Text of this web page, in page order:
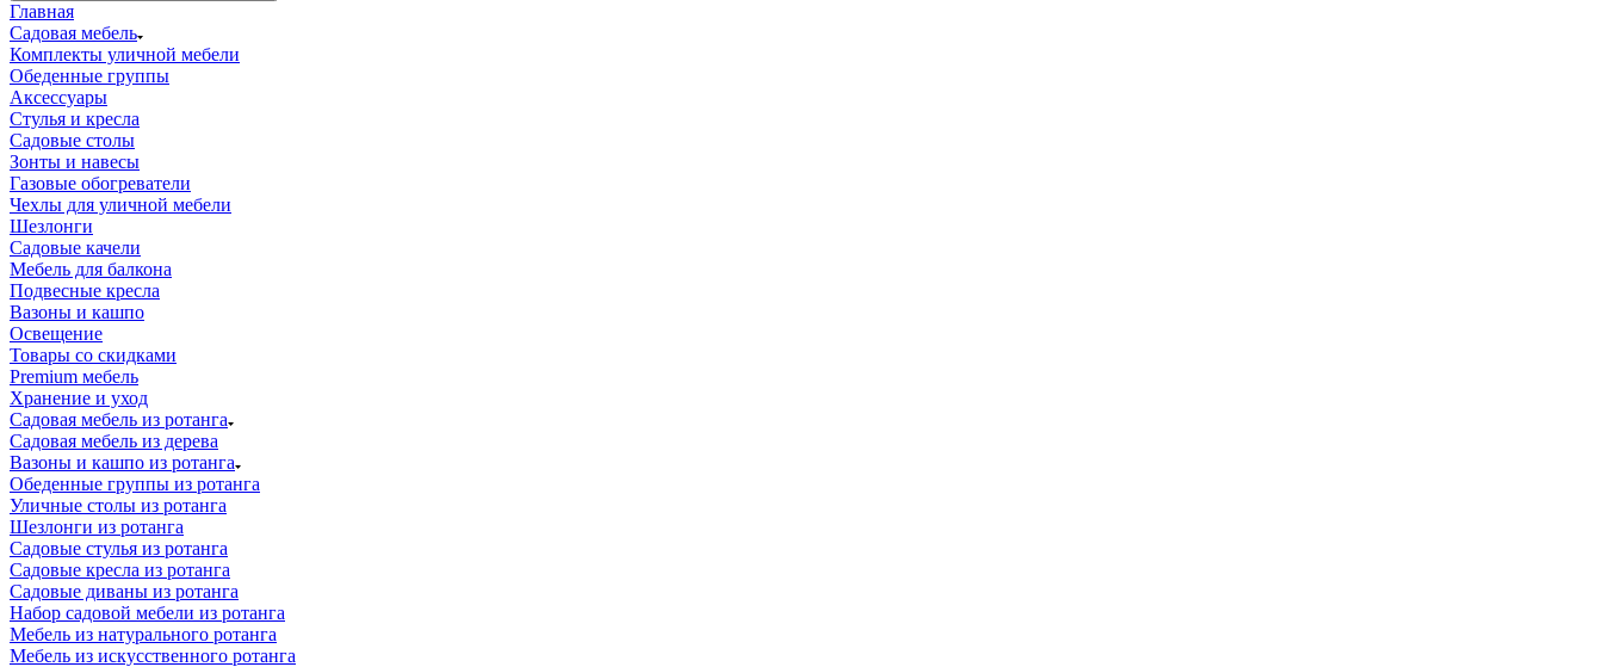
Главная
Cадовая мебель
Комплекты уличной мебели
Обеденные группы
Аксессуары
Стулья и кресла
Садовые столы
Зонты и навесы
Газовые обогреватели
Чехлы для уличной мебели
Шезлонги
Садовые качели
Мебель для балкона
Подвесные кресла
Вазоны и кашпо
Освещение
Товары со скидками
Premium мебель
Хранение и уход
Садовая мебель из ротанга
Садовая мебель из дерева
Вазоны и кашпо из ротанга
Обеденные группы из ротанга
Уличные столы из ротанга
Шезлонги из ротанга
Садовые стулья из ротанга
Садовые кресла из ротанга
Садовые диваны из ротанга
Набор садовой мебели из ротанга
Мебель из натурального ротанга
Мебель из искусственного ротанга